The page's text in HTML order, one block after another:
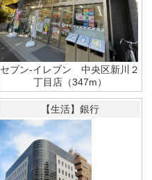
セブン‐イレブン 中央区新川２
丁目店（347m）
【生活】銀行